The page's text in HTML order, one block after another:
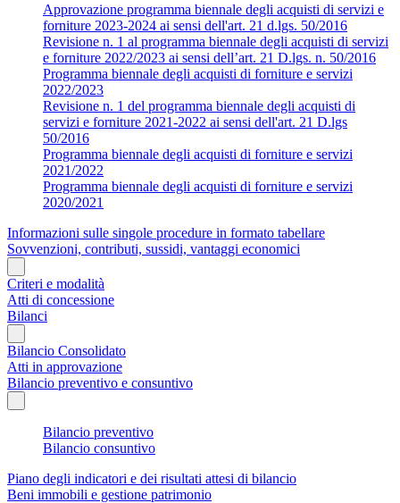
Approvazione programma biennale degli acquisti di servizi e
forniture 2023-2024 ai sensi dell'art. 21 d.lgs. 50/2016
Revisione n. 1 al programma biennale degli acquisti di servizi
e forniture 2022/2023 ai sensi dell’art. 21 D.lgs. n. 50/2016
Programma biennale degli acquisti di forniture e servizi
2022/2023
Revisione n. 1 del programma biennale degli acquisti di
servizi e forniture 2021-2022 ai sensi dell'art. 21 D.lgs
50/2016
Programma biennale degli acquisti di forniture e servizi
2021/2022
Programma biennale degli acquisti di forniture e servizi
2020/2021
Informazioni sulle singole procedure in formato tabellare
Sovvenzioni, contributi, sussidi, vantaggi economici
Criteri e modalità
Atti di concessione
Bilanci
Bilancio Consolidato
Atti in approvazione
Bilancio preventivo e consuntivo
Bilancio preventivo
Bilancio consuntivo
Piano degli indicatori e dei risultati attesi di bilancio
Beni immobili e gestione patrimonio